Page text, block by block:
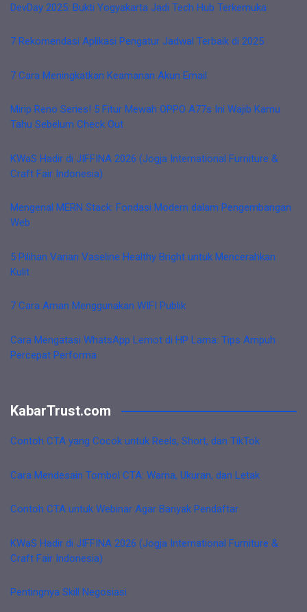
DevDay 2025: Bukti Yogyakarta Jadi Tech Hub Terkemuka
7 Rekomendasi Aplikasi Pengatur Jadwal Terbaik di 2025
7 Cara Meningkatkan Keamanan Akun Email
Mirip Reno Series! 5 Fitur Mewah OPPO A77s Ini Wajib Kamu
Tahu Sebelum Check Out
KWaS Hadir di JIFFINA 2026 (Jogja International Furniture &
Craft Fair Indonesia)
Mengenal MERN Stack: Fondasi Modern dalam Pengembangan
Web
5 Pilihan Varian Vaseline Healthy Bright untuk Mencerahkan
Kulit
7 Cara Aman Menggunakan WIFI Publik
Cara Mengatasi WhatsApp Lemot di HP Lama: Tips Ampuh
Percepat Performa
KabarTrust.com
Contoh CTA yang Cocok untuk Reels, Short, dan TikTok
Cara Mendesain Tombol CTA: Warna, Ukuran, dan Letak
Contoh CTA untuk Webinar Agar Banyak Pendaftar
KWaS Hadir di JIFFINA 2026 (Jogja International Furniture &
Craft Fair Indonesia)
Pentingnya Skill Negosiasi